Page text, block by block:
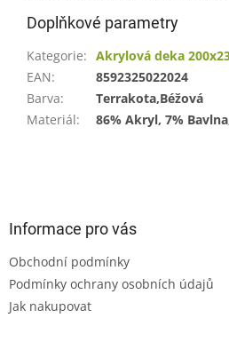
Doplňkové parametry
Kategorie: Akrylová deka
EAN:
8592325022024
Barva:
Terrakota,Béžová
Materiál: 86% Akryl, 7%
Informace pro vás
Obchodní podmínky
Podmínky ochrany osobních údajů
Jak nakupovat